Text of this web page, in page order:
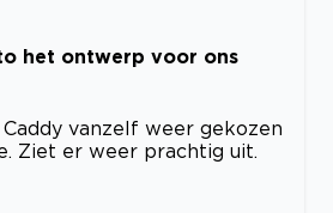
het ontwerp voor ons
vanzelf weer gekozen
Ziet er weer prachtig uit.